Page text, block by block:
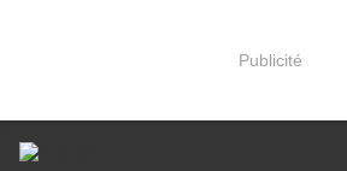
Publicité